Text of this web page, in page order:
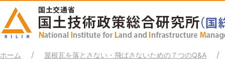
ホーム 屋根瓦を落とさない・飛ばさないための７つのQ&A